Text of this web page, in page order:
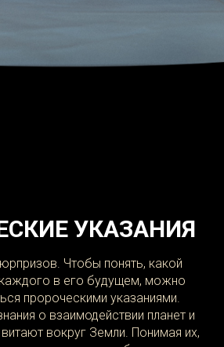
УКАЗАНИЯ
Чтобы понять, какой
в его будущем, можно
пророческими указаниями.
о взаимодействии планет и
вокруг Земли. Понимая их,